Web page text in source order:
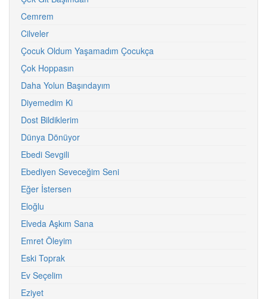
Cemrem
Cilveler
Çocuk Oldum Yaşamadım Çocukça
Çok Hoppasın
Daha Yolun Başındayım
Diyemedim Ki
Dost Bildiklerim
Dünya Dönüyor
Ebedi Sevgili
Ebediyen Seveceğim Seni
Eğer İstersen
Eloğlu
Elveda Aşkım Sana
Emret Öleyim
Eski Toprak
Ev Seçelim
Eziyet